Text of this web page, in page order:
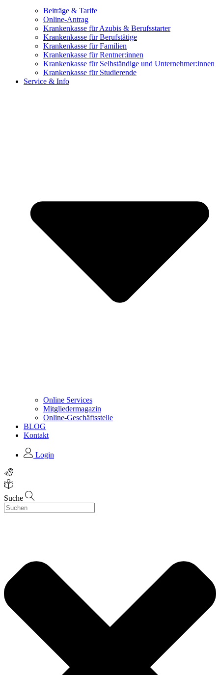
Beiträge & Tarife
Online-Antrag
Krankenkasse für Azubis & Berufsstarter
Krankenkasse für Berufstätige
Krankenkasse für Familien
Krankenkasse für Rentner:innen
Krankenkasse für Selbständige und Unternehmer:innen
Krankenkasse für Studierende
Service & Info
Online Services
Mitgliedermagazin
Online-Geschäftsstelle
BLOG
Kontakt
Login
Suche